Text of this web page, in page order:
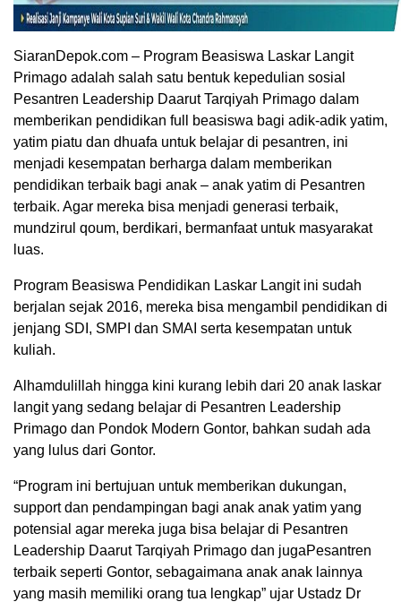
SiaranDepok.com – Program Beasiswa Laskar Langit
Primago adalah salah satu bentuk kepedulian sosial
Pesantren Leadership Daarut Tarqiyah Primago dalam
memberikan pendidikan full beasiswa bagi adik-adik yatim,
yatim piatu dan dhuafa untuk belajar di pesantren, ini
menjadi kesempatan berharga dalam memberikan
pendidikan terbaik bagi anak – anak yatim di Pesantren
terbaik. Agar mereka bisa menjadi generasi terbaik,
mundzirul qoum, berdikari, bermanfaat untuk masyarakat
luas.
Program Beasiswa Pendidikan Laskar Langit ini sudah
berjalan sejak 2016, mereka bisa mengambil pendidikan di
jenjang SDI, SMPI dan SMAI serta kesempatan untuk
kuliah.
Alhamdulillah hingga kini kurang lebih dari 20 anak laskar
langit yang sedang belajar di Pesantren Leadership
Primago dan Pondok Modern Gontor, bahkan sudah ada
yang lulus dari Gontor.
“Program ini bertujuan untuk memberikan dukungan,
support dan pendampingan bagi anak anak yatim yang
potensial agar mereka juga bisa belajar di Pesantren
Leadership Daarut Tarqiyah Primago dan jugaPesantren
terbaik seperti Gontor, sebagaimana anak anak lainnya
yang masih memiliki orang tua lengkap” ujar Ustadz Dr